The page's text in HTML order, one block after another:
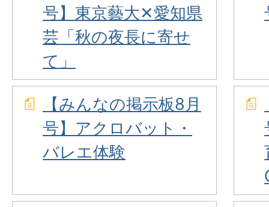
号】東京藝大✕愛知県
芸「秋の夜長に寄せ
て」
【みんなの掲示板8月
号】アクロバット・
バレエ体験